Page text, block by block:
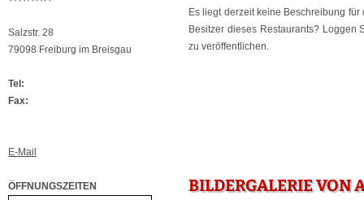
Salzstr. 28
79098 Freiburg im Breisgau
Tel:
Fax:
E-Mail
ÖFFNUNGSZEITEN
Es liegt derzeit keine Beschreibung
Besitzer dieses Restaurants? Loggen
zu veröffentlichen.
BILDERGALERIE VON